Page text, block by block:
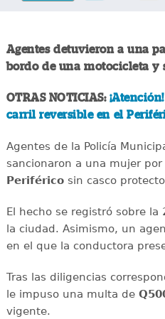
Agentes detuvieron a una
bordo de una motocicleta y
OTRAS NOTICIAS:
carril reversible en el
Agentes de la Policía
sancionaron a una mujer
Periféricosin casco
El hecho se registró sobre la
la ciudad. Asimismo, un
en el que la conductora
Tras las diligencias
le impuso una multa de
vigente.